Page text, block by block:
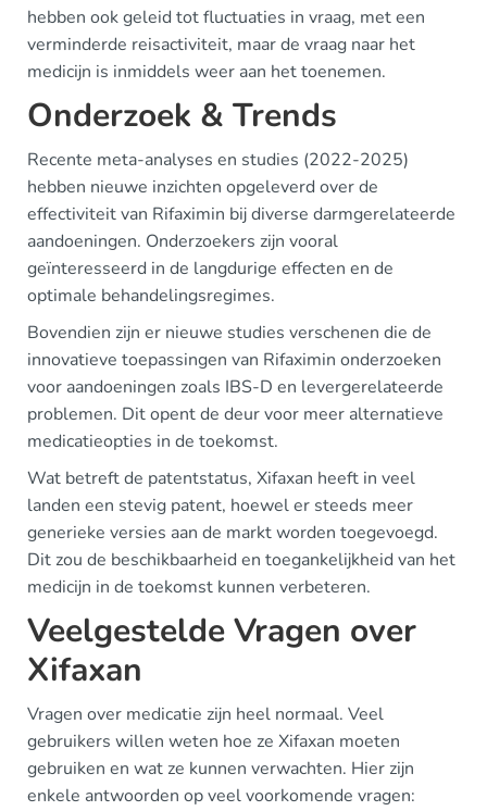
hebben ook geleid tot fluctuaties in vraag, met een
verminderde reisactiviteit, maar de vraag naar het
medicijn is inmiddels weer aan het toenemen.
Onderzoek & Trends
Recente meta-analyses en studies (2022-2025)
hebben nieuwe inzichten opgeleverd over de
effectiviteit van Rifaximin bij diverse darmgerelateerde
aandoeningen. Onderzoekers zijn vooral
geïnteresseerd in de langdurige effecten en de
optimale behandelingsregimes.
Bovendien zijn er nieuwe studies verschenen die de
innovatieve toepassingen van Rifaximin onderzoeken
voor aandoeningen zoals IBS-D en levergerelateerde
problemen. Dit opent de deur voor meer alternatieve
medicatieopties in de toekomst.
Wat betreft de patentstatus, Xifaxan heeft in veel
landen een stevig patent, hoewel er steeds meer
generieke versies aan de markt worden toegevoegd.
Dit zou de beschikbaarheid en toegankelijkheid van het
medicijn in de toekomst kunnen verbeteren.
Veelgestelde Vragen over
Xifaxan
Vragen over medicatie zijn heel normaal. Veel
gebruikers willen weten hoe ze Xifaxan moeten
gebruiken en wat ze kunnen verwachten. Hier zijn
enkele antwoorden op veel voorkomende vragen: